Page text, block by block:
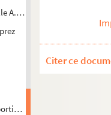
A. Dumilatre
dont le nom commence
Citer ce